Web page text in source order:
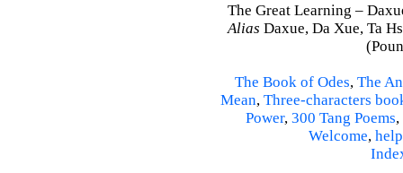
The Great Learning –
Alias Daxue, Da Xue, Ta
The Book of Odes, The
Mean, Three-characters
Power, 300 Tang Poems,
Welcome, help